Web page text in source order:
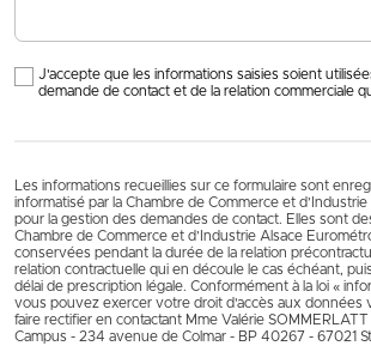
J'accepte que les informations saisies soient
demande de contact et de la relation commerciale
Les informations recueillies sur ce formulaire sont
informatisé par la Chambre de Commerce et
pour la gestion des demandes de contact. Elles sont
Chambre de Commerce et d’Industrie Alsace
conservées pendant la durée de la relation
relation contractuelle qui en découle le cas échéant,
délai de prescription légale. Conformément à la loi «
vous pouvez exercer votre droit d'accès aux données
faire rectifier en contactant Mme Valérie SOMMERLATT
Campus - 234 avenue de Colmar - BP 40267 - 67021